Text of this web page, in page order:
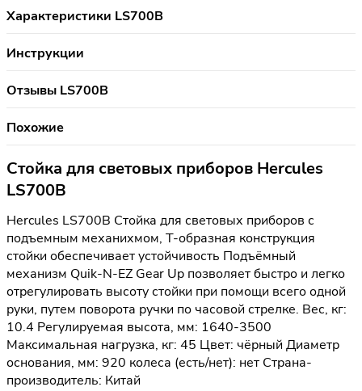
Характеристики LS700B
Инструкции
Отзывы LS700B
Похожие
Стойка для световых приборов Hercules
LS700B
Hercules LS700B Стойка для световых приборов с
подъемным механихмом, Т-образная конструкция
стойки обеспечивает устойчивость Подъёмный
механизм Quik-N-EZ Gear Up позволяет быстро и легко
отрегулировать высоту стойки при помощи всего одной
руки, путем поворота ручки по часовой стрелке. Вес, кг:
10.4 Регулируемая высота, мм: 1640-3500
Максимальная нагрузка, кг: 45 Цвет: чёрный Диаметр
основания, мм: 920 колеса (есть/нет): нет Страна-
производитель: Китай